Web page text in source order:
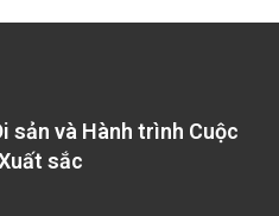
khác nhau. Bắc
trí về hai tuyến riêng
Hải Phòng. Một
hầu hết các khoáng
Tuyến còn lại nối
sản và Hành trình Cuộc
sắc